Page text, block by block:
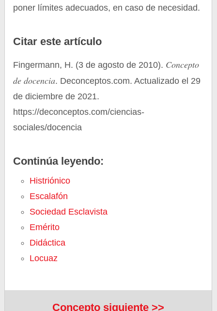
poner límites adecuados, en caso de necesidad.
Citar este artículo
Fingermann, H. (3 de agosto de 2010). Concepto
de docencia. Deconceptos.com. Actualizado el 29
de diciembre de 2021.
https://deconceptos.com/ciencias-
sociales/docencia
Continúa leyendo:
Histriónico
Escalafón
Sociedad Esclavista
Emérito
Didáctica
Locuaz
Concepto siguiente >>